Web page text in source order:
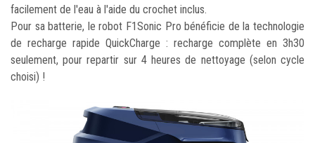
facilement de l'eau à l'aide du crochet inclus.
Pour sa batterie, le robot F1Sonic Pro bénéficie de la technologie
de recharge rapide QuickCharge : recharge complète en 3h30
seulement, pour repartir sur 4 heures de nettoyage (selon cycle
choisi) !